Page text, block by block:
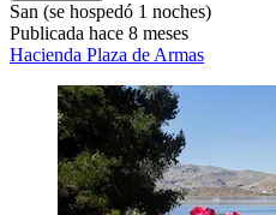
San (se hospedó 1 noches)
Publicada hace 8 meses
Hacienda Plaza de Armas